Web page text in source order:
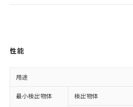
性能
用途
最小検出物体 検出物体